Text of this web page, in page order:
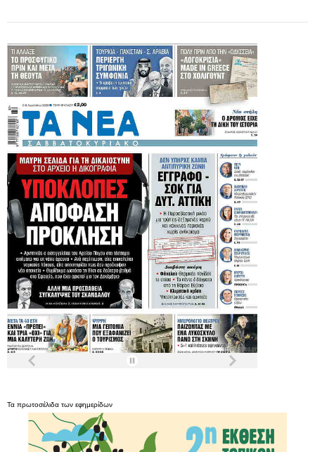
Τα πρωτοσέλιδα των εφημερίδων